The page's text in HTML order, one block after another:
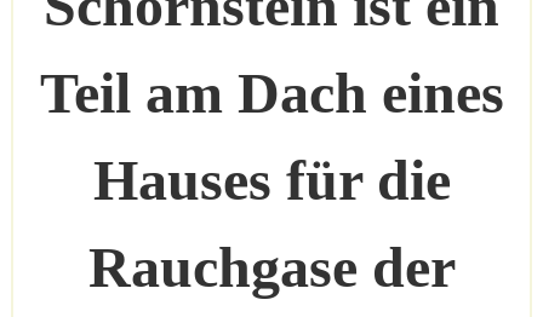
Teil am Dach eines
Hauses für die
Rauchgase der